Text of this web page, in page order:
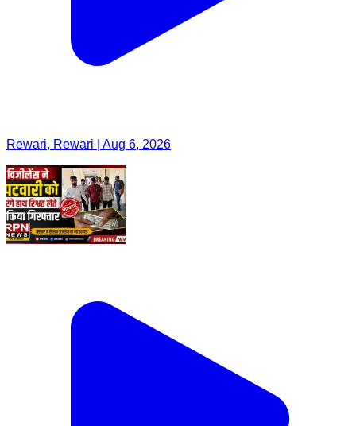
Rewari, Rewari | Aug 6, 2026